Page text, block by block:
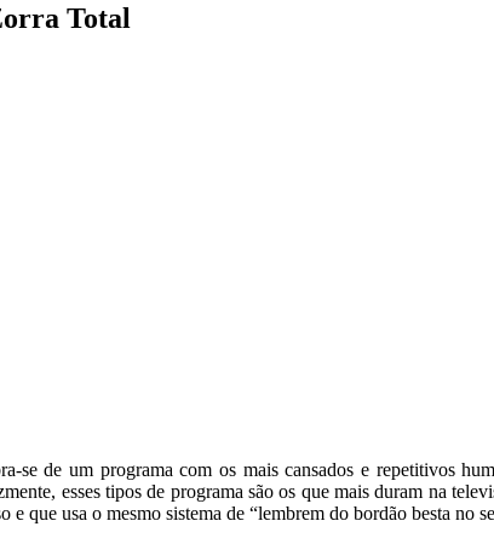
Total
se de um programa com os mais cansados e repetitivos
esses tipos de programa são os que mais duram na
e que usa o mesmo sistema de “lembrem do bordão besta no